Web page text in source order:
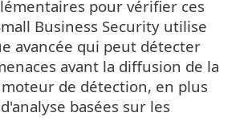
pour vérifier ces
Business Security utilise
avancée qui peut détecter
avant la diffusion de la
de détection, en plus
basées sur les